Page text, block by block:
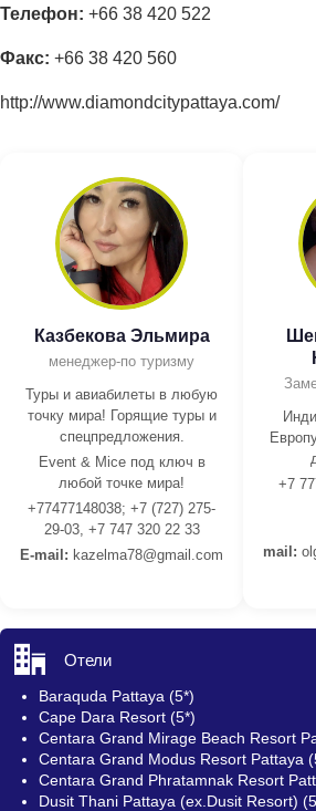
Телефон: +66 38 420 522
Факс: +66 38 420 560
http://www.diamondcitypattaya.com/
Казбекова Эльмира
менеджер-по туризму
Туры и авиабилеты в любую
точку мира! Горящие туры и
спецпредложения.
Event & Mice под ключ в
любой точке мира!
+77477148038; +7 (727) 275-
29-03, +7 747 320 22 33
E-mail: kazelma78@gmail.com
+7
mail:
Отели
Baraquda Pattaya (5*)
Cape Dara Resort (5*)
Centara Grand Mirage Beach Resort
Centara Grand Modus Resort Pattaya
Centara Grand Phratamnak Resort
Dusit Thani Pattaya (ex.Dusit Resort)